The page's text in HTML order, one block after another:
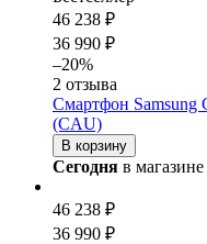
46 238 ₽
36 990 ₽
–20%
2 отзыва
Смартфон Samsung
(CAU)
В корзину
Сегодня в магазине
46 238 ₽
36 990 ₽